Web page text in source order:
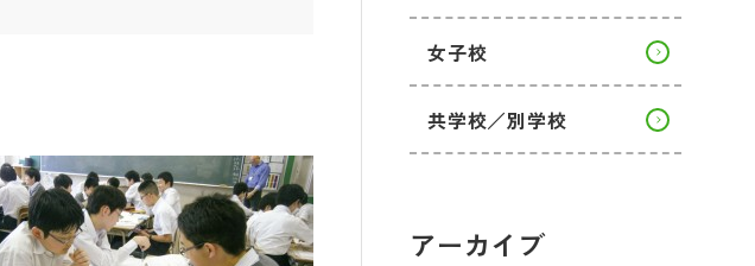
女子校
共学校／別学校
アーカイブ